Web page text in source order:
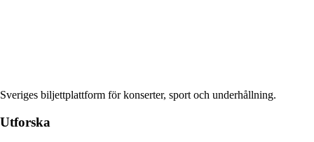
Sveriges biljettplattform för konserter, sport och underhållning.
Utforska